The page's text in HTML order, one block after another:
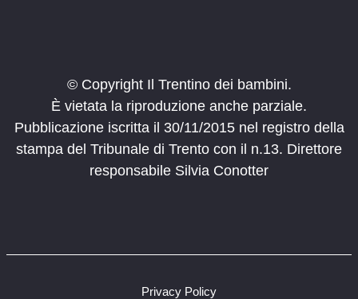
© Copyright Il Trentino dei bambini.
È vietata la riproduzione anche parziale.
Pubblicazione iscritta il 30/11/2015 nel registro della
stampa del Tribunale di Trento con il n.13. Direttore
responsabile Silvia Conotter
Privacy Policy